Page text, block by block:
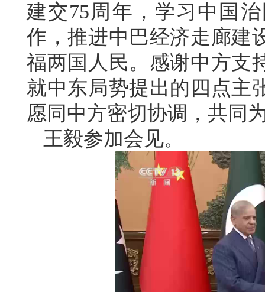
建交75周年，学习中国
作，推进中巴经济走廊建
福两国人民。感谢中方支
就中东局势提出的四点主
愿同中方密切协调，共同
王毅参加会见。